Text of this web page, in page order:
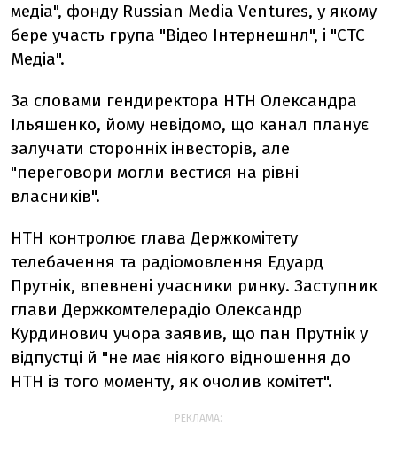
медіа", фонду Russian Media Ventures, у якому
бере участь група "Відео Інтернешнл", і "СТС
Медіа".
За словами гендиректора НТН Олександра
Ільяшенко, йому невідомо, що канал планує
залучати сторонніх інвесторів, але
"переговори могли вестися на рівні
власників".
НТН контролює глава Держкомітету
телебачення та радіомовлення Едуард
Прутнік, впевнені учасники ринку. Заступник
глави Держкомтелерадіо Олександр
Курдинович учора заявив, що пан Прутнік у
відпустці й "не має ніякого відношення до
НТН із того моменту, як очолив комітет".
РЕКЛАМА: